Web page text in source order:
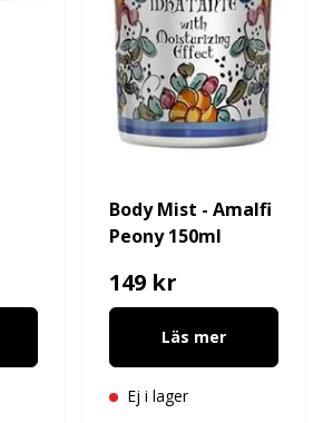
Body Mist - Amalfi
Peony 150ml
149 kr
Läs mer
Ej i lager